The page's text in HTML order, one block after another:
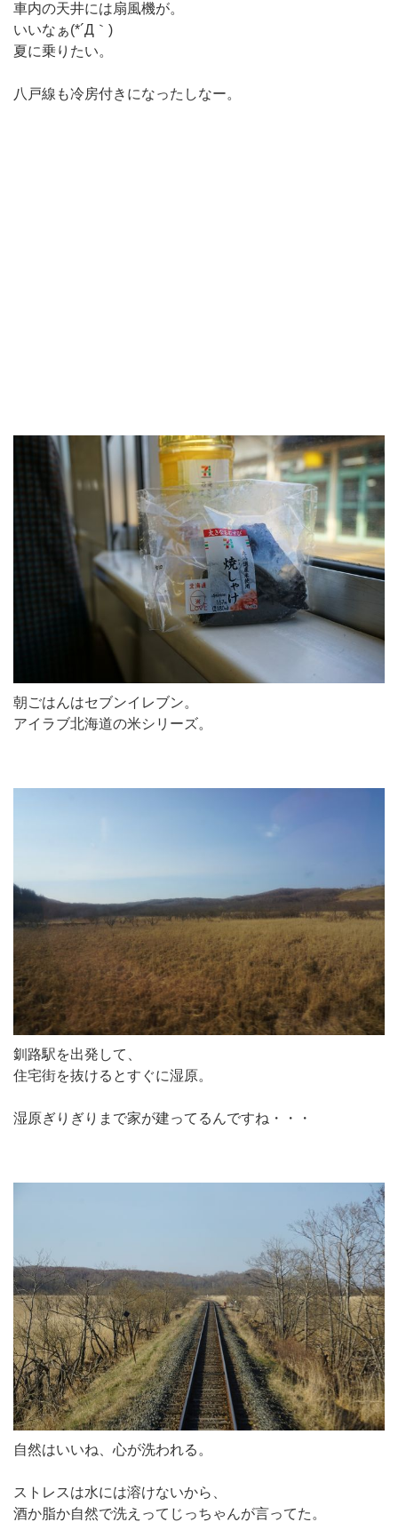
車内の天井には扇風機が。
いいなぁ(*´Д｀)
夏に乗りたい。
八戸線も冷房付きになったしなー。
朝ごはんはセブンイレブン。
アイラブ北海道の米シリーズ。
釧路駅を出発して、
住宅街を抜けるとすぐに湿原。
湿原ぎりぎりまで家が建ってるんですね・・・
自然はいいね、心が洗われる。
ストレスは水には溶けないから、
酒か脂か自然で洗えってじっちゃんが言ってた。